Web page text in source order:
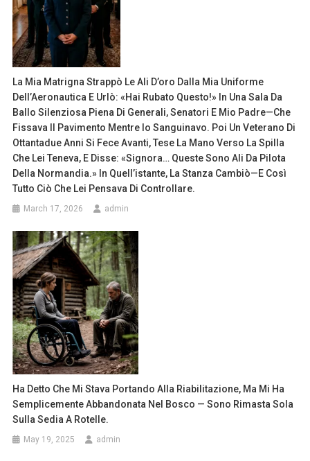
La Mia Matrigna Strappò Le Ali D’oro Dalla Mia Uniforme
Dell’Aeronautica E Urlò: «Hai Rubato Questo!» In Una Sala Da
Ballo Silenziosa Piena Di Generali, Senatori E Mio Padre—Che
Fissava Il Pavimento Mentre Io Sanguinavo. Poi Un Veterano Di
Ottantadue Anni Si Fece Avanti, Tese La Mano Verso La Spilla
Che Lei Teneva, E Disse: «Signora… Queste Sono Ali Da Pilota
Della Normandia.» In Quell’istante, La Stanza Cambiò—E Così
Tutto Ciò Che Lei Pensava Di Controllare.
March 17, 2026 admin
Ha Detto Che Mi Stava Portando Alla Riabilitazione, Ma Mi Ha
Semplicemente Abbandonata Nel Bosco — Sono Rimasta Sola
Sulla Sedia A Rotelle.
May 19, 2025 admin